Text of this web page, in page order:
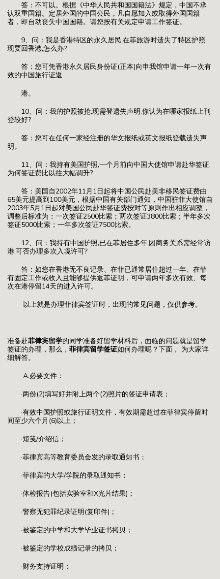
答：不可以。根据《中华人民共和国国籍法》规定，中国不承
认双重国籍。定居外国的中国公民，凡自愿加入或取得外国国籍
者，即自动丧失中国国籍。请您按有关规定申请工作签证。
9、问：我是香港特区的永久居民,在菲旅游时遗失了特区护照,
现要回香港,怎么办?
答：您可凭香港永久居民身份证(正本)向申我馆申请一年一次有
效的中国旅行证返
港。
10、问：我的护照被抢,现需登遗失声明,你认为在哪家报纸上刊
登较好?
答：您可在任何一家经注册的华文报纸或英文报纸登载遗失声
明。
11、问：我持有美国护照,一个月前向中国大使馆申请赴华签证,
为何签证费比以往大幅调升?
答：美国自2002年11月1日起将中国公民赴美非移民签证费由
65美元提高到100美元，根据中国有关部门通知，中国驻菲大使馆自
2003年5月1日起对美国公民赴华签证费按对等原则作出相应调整，
调整后标准为：一次签证2500比索；两次签证3800比索；半年多次
签证5000比索；一年多次签证7500比索。
12、问：我持有中国护照,已在菲居住多年,因商务关系需经常访
港,可否办理多次入境许可?
答：如您在香港无不良记录、在菲已通常居住超过一年、在菲
有固定工作或收入且能够提供返菲证明，可申请两年多次有效、每
次在港停留14天的进入许可。
以上就是办理菲律宾签证时，出现的常见问题，仅供参考。
准备赴菲律宾留学的同学准备好留学材料后，面临的问题就是留学
签证的办理，那么， 菲律宾留学签证如何办理呢？下面， 为大家详
细解答。
A.必要文件：
·两份(2)填写好并附上两个(2)照片的签证申请表；
·有效中国护照或旅行证明文件，有效期需超过在菲律宾停留时
间至少六个月(6)以上；
·短笺/介绍信；
·菲律宾高等教育委员会发的录取通知书；
·菲律宾的大学/学院的录取通知书；
·体检报告(包括实验室和X光片结果)；
·警察无犯罪纪录证明(复印件)；
·被鉴定的中学和大学毕业证书拷贝；
·被鉴定的学校成绩记录的拷贝；
·财务支持证明；